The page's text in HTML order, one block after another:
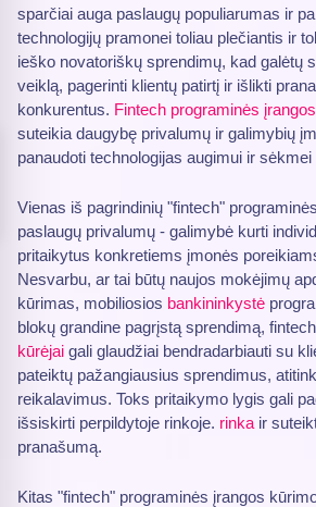
sparčiai auga paslaugų populiarumas ir
technologijų pramonei toliau plečiantis ir
ieško novatoriškų sprendimų, kad galėtų
veiklą, pagerinti klientų patirtį ir išlikti
konkurentus. Fintech programinės
suteikia daugybę privalumų ir galimybių
panaudoti technologijas augimui ir sėkmei
Vienas iš pagrindinių "fintech"
paslaugų privalumų - galimybė kurti
pritaikytus konkretiems įmonės
Nesvarbu, ar tai būtų naujos mokėjimų
kūrimas, mobiliosios bankininkystė
blokų grandine pagrįstą sprendimą, fintech
kūrėjai gali glaudžiai bendradarbiauti su
pateiktų pažangiausius sprendimus,
reikalavimus. Toks pritaikymo lygis gali
išsiskirti perpildytoje rinkoje. rinka ir
pranašumą.
Kitas "fintech" programinės įrangos